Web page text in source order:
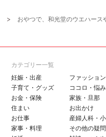
おやつで、和光堂のウエハー
カテゴリー一覧
妊娠・出産
子育て・グッズ
お金・保険
住まい
お仕事
家事・料理
ファッショ
ココロ・悩み
家族・旦那
お出かけ
産婦人科・
その他の疑問